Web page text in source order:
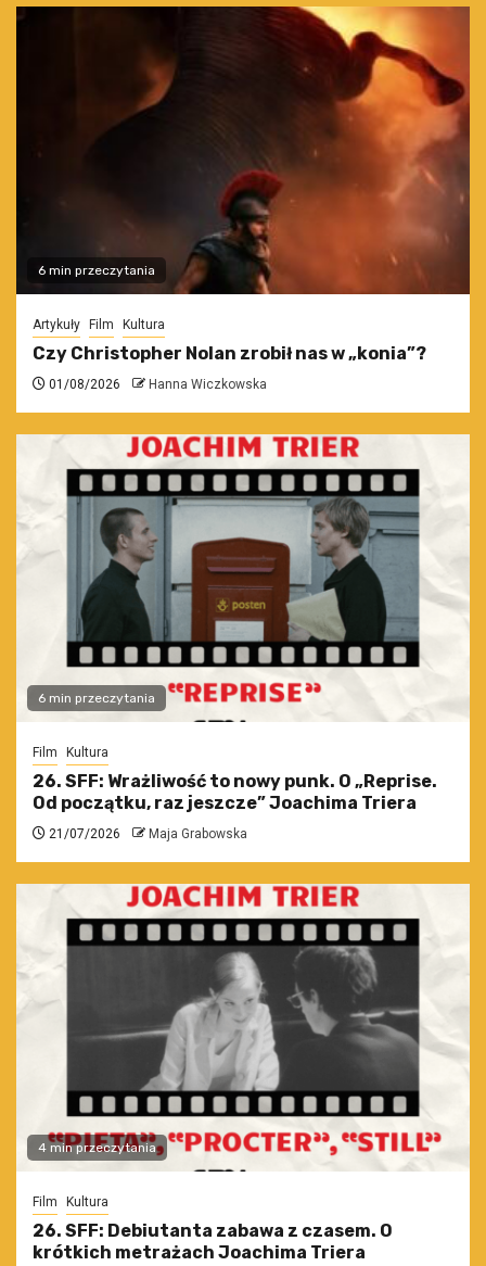
6 min przeczytania
Artykuły Film Kultura
Czy Christopher Nolan zrobił nas w „konia”?
01/08/2026 Hanna Wiczkowska
6 min przeczytania
Film Kultura
26. SFF: Wrażliwość to nowy punk. O „Reprise.
Od początku, raz jeszcze” Joachima Triera
21/07/2026 Maja Grabowska
4 min przeczytania
Film Kultura
26. SFF: Debiutanta zabawa z czasem. O
krótkich metrażach Joachima Triera